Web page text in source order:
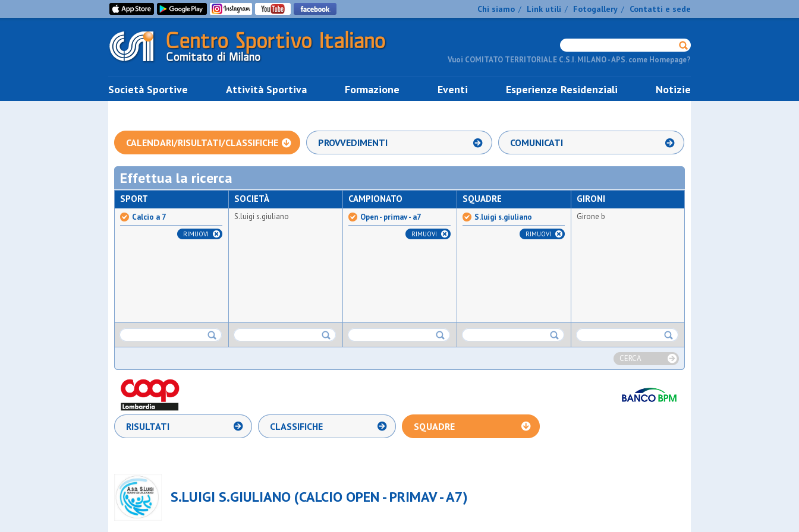
Chi siamo / Link utili / Fotogallery / Contatti e sede
Vuoi COMITATO TERRITORIALE C.S.I. MILANO - APS. come Homepage?
Società Sportive Attività Sportiva Formazione Eventi Esperienze Residenziali Notizie
CALENDARI/RISULTATI/CLASSIFICHE PROVVEDIMENTI COMUNICATI
Effettua la ricerca
SPORT
Calcio a 7
RIMUOVI
SOCIETÀ
S.luigi s.giuliano
CAMPIONATO
Open - primav - a7
RIMUOVI
SQUADRE
S.luigi s.giuliano
RIMUOVI
GIRONI
Girone b
CERCA
RISULTATI CLASSIFICHE SQUADRE
S.LUIGI S.GIULIANO (CALCIO OPEN - PRIMAV - A7)